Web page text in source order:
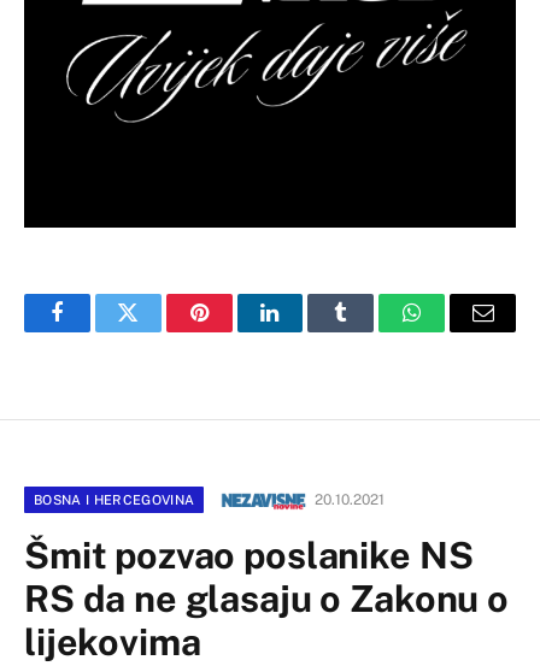
FacebookTwitter PinterestLinkedInTumblr WhatsAppEmail
BOSNA I HERCEGOVINA 20.10.2021
Šmit pozvao poslanike NS
RS da ne glasaju o Zakonu o
lijekovima